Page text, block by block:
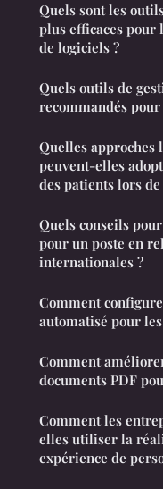
Quels sont les
plus efficaces pour
de logiciels ?
Quels outils de
recommandés
Quelles approches
peuvent-elles
des patients lors
Quels conseils
pour un poste en
internationales ?
Comment
automatisé pour
Comment
documents PDF
Comment les
elles utiliser la
expérience de